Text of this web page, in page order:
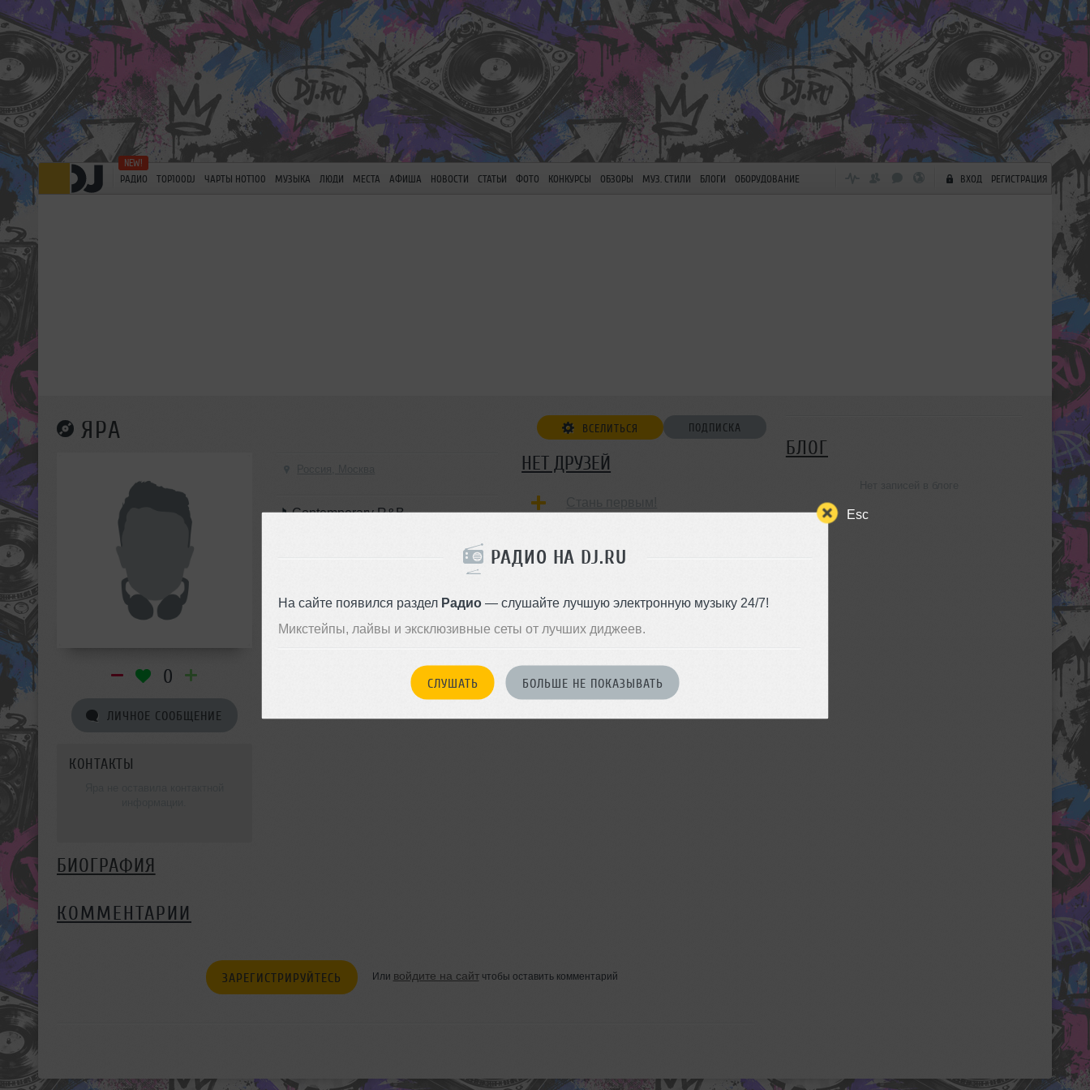
Esc
РАДИО НА DJ.RU
На сайте появился раздел Радио— слушайте лучшую электронную музыку 24/7!
Микстейпы, лайвы и эксклюзивные сеты от лучших диджеев.
СЛУШАТЬ БОЛЬШЕ НЕ ПОКАЗЫВАТЬ
РАДИО TOP100DJ ЧАРТЫ HOT100 МУЗЫКА ЛЮДИ МЕСТА АФИША НОВОСТИ СТАТЬИ ФОТО КОНКУРСЫ ОБЗОРЫ МУЗ. СТИЛИ БЛОГИ ОБОРУДОВАНИЕ ВХОД РЕГИСТРАЦИЯ
ЯРА ПОДПИСКА
ВСЕЛИТЬСЯ
0
ЛИЧНОЕ СООБЩЕНИЕ
КОНТАКТЫ
Contemporary R&B
Hip-Hop/Urban, House, Progressive Electronic,
НЕТ ДРУЗЕЙ
БИОГРАФИЯ
КОММЕНТАРИИ
ЗАРЕГИСТРИРУЙТЕСЬ Или войдите на сайтчтобы оставить комментарий
БЛОГ